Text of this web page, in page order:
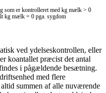
som er kontrolleret med kg mælk > 0
kg mælk = 0 pga. sygdom
ved ydelseskontrollen, eller
koantallet præcist det antal
i pågældende besætning.
med flere
summen af alle nuværende